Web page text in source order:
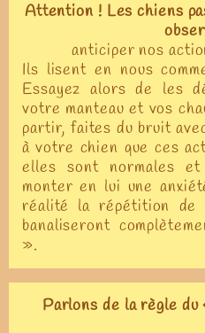
Attention ! Les chiens
anticiper nos
Ils lisent en nous
Essayez alors de les
votre manteau et vos
partir, faites du bruit
à votre chien que ces
elles sont normales
monter en lui une
réalité la répétition de
banaliseront
».
Parlons de la règle du